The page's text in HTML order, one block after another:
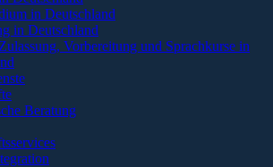
in Deutschland
in Deutschland
Vorbereitung und Sprachkurse in
Beratung